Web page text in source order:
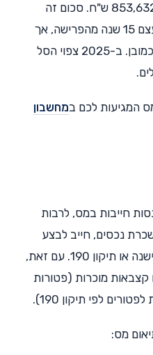
מחושב לפי סכום מקסימלי של 853,632 ש"ח. סכום זה
מחולק ל-180 חודשים, שזה בעצם 15 שנה מהפרישה, אך
החישוב נכון גם לאחר 15 שנה, כמובן. ב-2025 צפוי הסל
המגיעות לכם במחשבון
חייבות במס, לרבות
נכסים, חייב לבצע
תיאום מס לפי נוסחת השילוב הישנה או תיקון 190. עם זאת,
מוכרות (פטורות
לפי תיקון 190).
מס: